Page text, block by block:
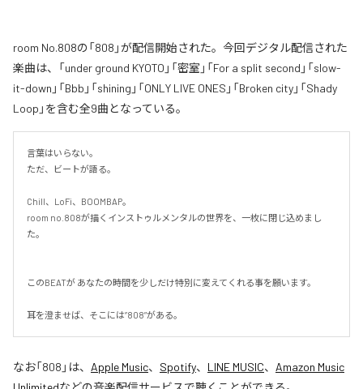
room No.808の「808」が配信開始された。今回デジタル配信された
楽曲は、「under ground KYOTO」「密室」「For a split second」「slow-
it-down」「Bbb」「shining」「ONLY LIVE ONES」「Broken city」「Shady
Loop」を含む全9曲となっている。
言葉はいらない。
ただ、ビートが語る。
Chill、LoFi、BOOMBAP。
room no.808が描くインストゥルメンタルの世界を、一枚に閉じ込めまし
た。
このBEATが あなたの時間を少しだけ特別に変えてくれる事を願います。
耳を澄ませば、そこには”808”がある。
なお「808 」は、 Apple Music、 Spotify、 LINE MUSIC、 Amazon Music